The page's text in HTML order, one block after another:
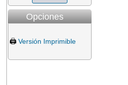
Opciones
🖨️ Versión Imprimible